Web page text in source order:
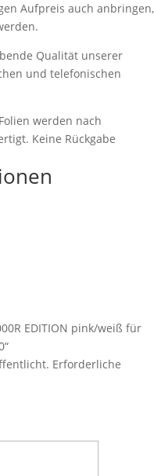
Aufpreis auch anbringen,
Qualität unserer
und telefonischen
werden nach
Keine Rückgabe
EDITION pink/weiß für
Erforderliche